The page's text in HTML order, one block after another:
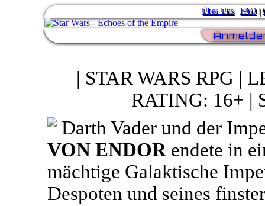
Über Uns| FAQ|
| STAR WARS RPG |
RATING: 16+ |
Darth Vader und der
VON ENDOR endete in
mächtige Galaktische
Despoten und seines